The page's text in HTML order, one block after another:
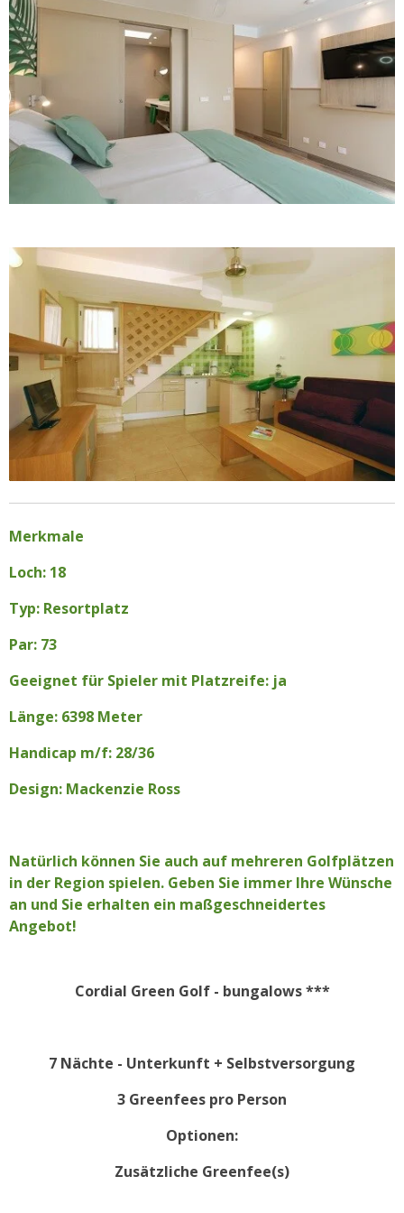
Merkmale
Loch: 18
Typ: Resortplatz
Par: 73
Geeignet für Spieler mit Platzreife: ja
Länge: 6398 Meter
Handicap m/f: 28/36
Design: Mackenzie Ross
Natürlich können Sie auch auf mehreren Golfplätzen
in der Region spielen. Geben Sie immer Ihre Wünsche
an und Sie erhalten ein maßgeschneidertes
Angebot!
Cordial Green Golf - bungalows ***
7 Nächte - Unterkunft + Selbstversorgung
3 Greenfees pro Person
Optionen:
Zusätzliche Greenfee(s)